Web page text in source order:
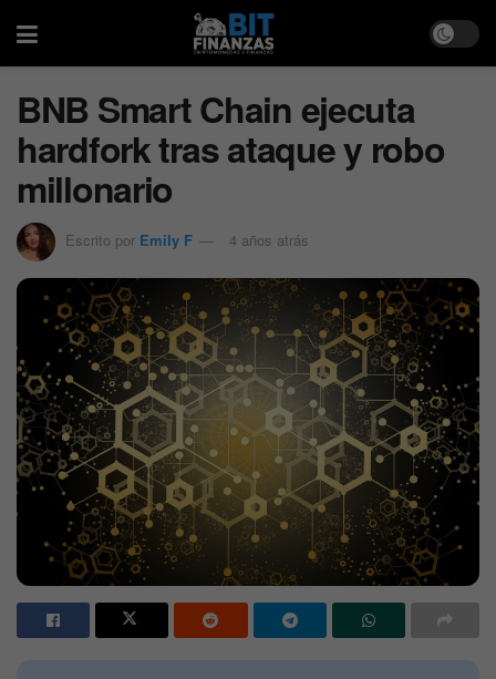
BNB Smart Chain ejecuta
hardfork tras ataque y robo
millonario
Escrito por Emily F 4 años atrás